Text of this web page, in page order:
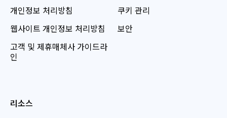
개인정보 처리방침
웹사이트 개인정보 처리방침
고객 및 제휴매체사 가이드라
인
쿠키 관리
보안
리소스